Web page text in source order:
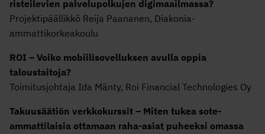
risteilevien palvelupolkujen digimaailmassa?
Projektipäällikkö Reija Paananen, Diakonia-
ammattikorkeakoulu
ROI – Voiko mobiilisovelluksen avulla oppia
taloustaitoja?
Toimitusjohtaja Ida Mänty, Roi Financial Technologies Oy
Takuusäätiön verkkokurssit – Miten tukea sote-
ammattilaisia ottamaan raha-asiat puheeksi omassa